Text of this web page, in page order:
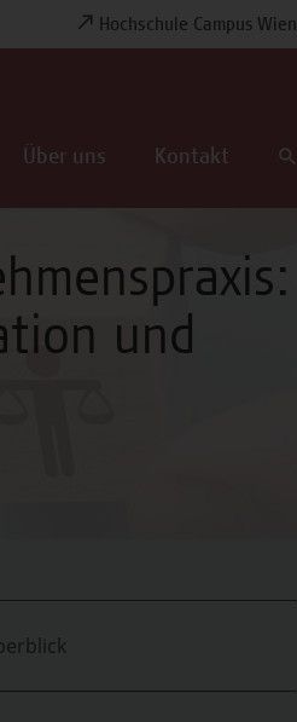
Hochschule Campus Wien
Über uns Kontakt
und